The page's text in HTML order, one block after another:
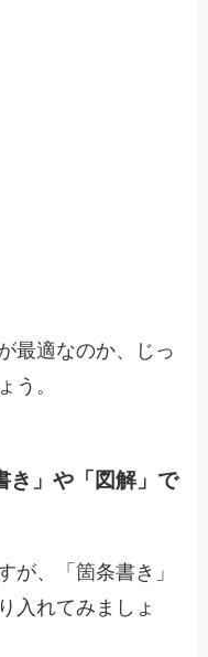
最適なのか、じっ
う。
き」や「図解」で
が、
「箇条書き」
入れてみましょ